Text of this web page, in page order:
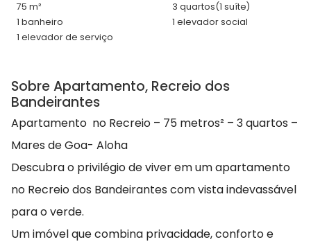
75 m² 3 quartos(1 suíte)
1 banheiro
1 elevador social
1 elevador de serviço
Sobre Apartamento, Recreio dos
Bandeirantes
Apartamento no Recreio – 75 metros² – 3 quartos –
Mares de Goa- Aloha
Descubra o privilégio de viver em um apartamento
no Recreio dos Bandeirantes com vista indevassável
para o verde.
Um imóvel que combina privacidade, conforto e